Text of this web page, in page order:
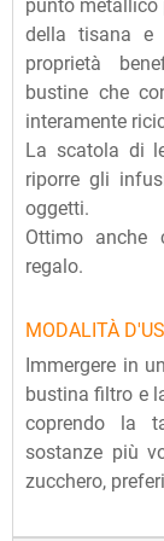
punto metallico
della tisana e
proprietà
bustine che
interamente
La scatola di
riporre gli
oggetti.
Ottimo anche
regalo.
MODALITÀ
Immergere in
bustina filtro e
coprendo la
sostanze più
zucchero,